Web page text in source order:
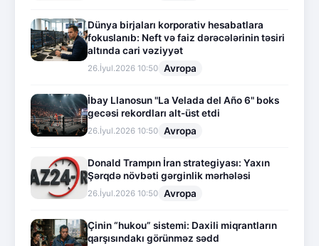
Dünya birjaları korporativ hesabatlara
fokuslanıb: Neft və faiz dərəcələrinin təsiri
altında cari vəziyyət
26.İyul.2026 10:50 Avropa
İbay Llanosun "La Velada del Año 6" boks
gecəsi rekordları alt-üst etdi
26.İyul.2026 10:50 Avropa
Donald Trampın İran strategiyası: Yaxın
Şərqdə növbəti gərginlik mərhələsi
26.İyul.2026 10:50 Avropa
Çinin “hukou” sistemi: Daxili miqrantların
qarşısındakı görünməz sədd